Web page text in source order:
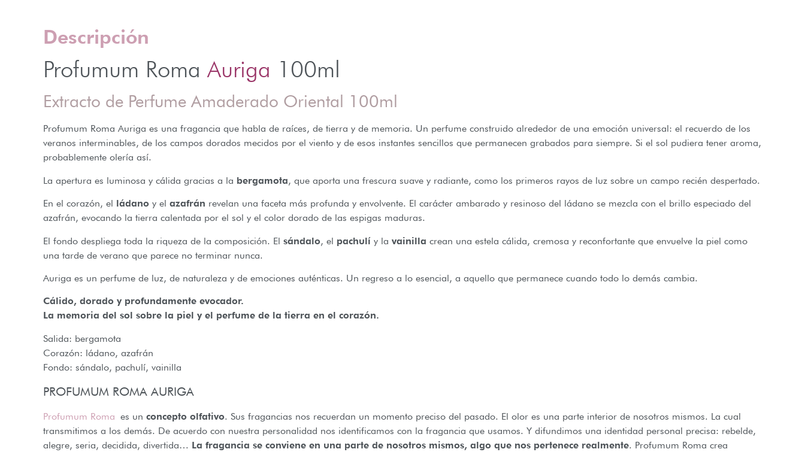
Descripción
Profumum RomaAuriga 100ml
Extracto de Perfume Amaderado Oriental 100ml
Profumum Roma Auriga es una fragancia que habla de raíces, de tierra y de memoria. Un perfume construido alrededor de una emoción universal: el recuerdo de los
veranos interminables, de los campos dorados mecidos por el viento y de esos instantes sencillos que permanecen grabados para siempre. Si el sol pudiera tener aroma,
probablemente olería así.
La apertura es luminosa y cálida gracias a la bergamota, que aporta una frescura suave y radiante, como los primeros rayos de luz sobre un campo recién despertado.
En el corazón, el ládano y el azafrán revelan una faceta más profunda y envolvente. El carácter ambarado y resinoso del ládano se mezcla con el brillo especiado del
azafrán, evocando la tierra calentada por el sol y el color dorado de las espigas maduras.
El fondo despliega toda la riqueza de la composición. El sándalo, el pachulí y la vainilla crean una estela cálida, cremosa y reconfortante que envuelve la piel como
una tarde de verano que parece no terminar nunca.
Auriga es un perfume de luz, de naturaleza y de emociones auténticas. Un regreso a lo esencial, a aquello que permanece cuando todo lo demás cambia.
Cálido, dorado y profundamente evocador.
La memoria del sol sobre la piel y el perfume de la tierra en el corazón.
Salida: bergamota
Corazón: ládano, azafrán
Fondo: sándalo, pachulí, vainilla
PROFUMUM ROMA AURIGA
Profumum Roma es un concepto olfativo. Sus fragancias nos recuerdan un momento preciso del pasado. El olor es una parte interior de nosotros mismos. La cual
transmitimos a los demás. De acuerdo con nuestra personalidad nos identificamos con la fragancia que usamos. Y difundimos una identidad personal precisa: rebelde,
alegre, seria, decidida, divertida… La fragancia se conviene en una parte de nosotros mismos, algo que nos pertenece realmente. Profumum Roma crea